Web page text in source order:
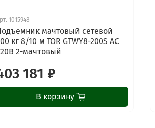
1015948
мачтовый сетевой
кг 8/10 м TOR GTWY8-200S AC
2-мачтовый
181 ₽
В корзину